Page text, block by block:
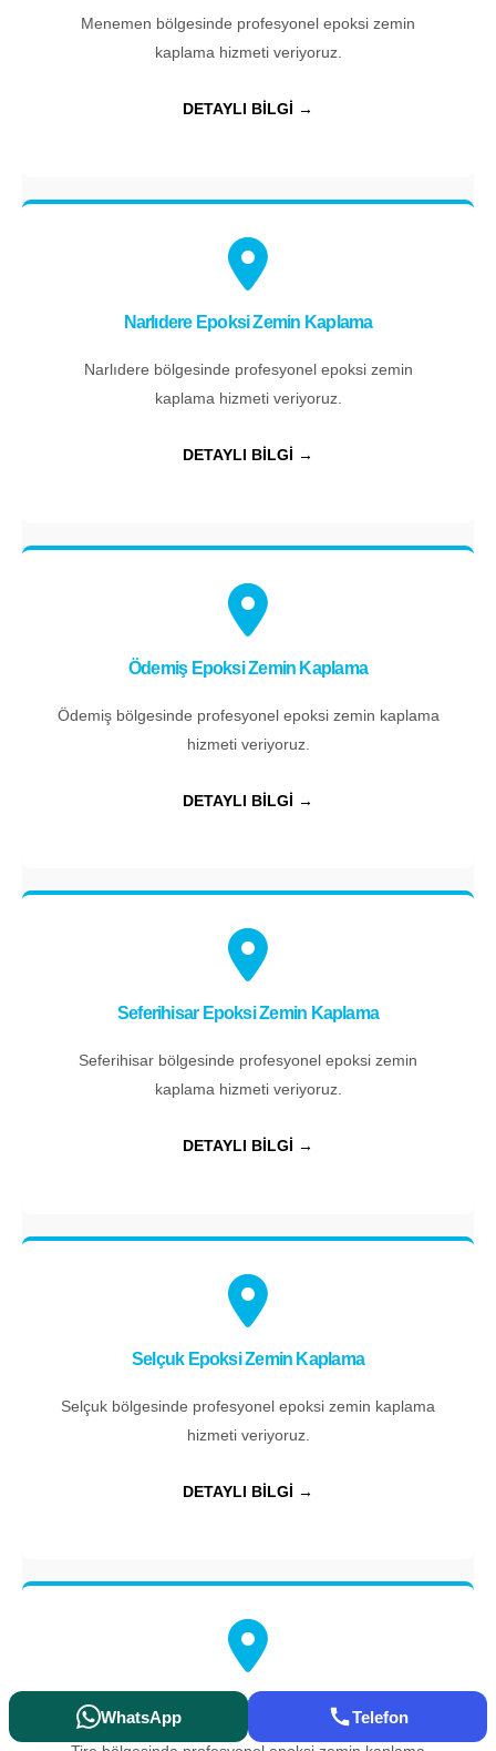
Menemen bölgesinde profesyonel epoksi zemin
kaplama hizmeti veriyoruz.
DETAYLI BİLGİ →
Narlıdere Epoksi Zemin Kaplama
Narlıdere bölgesinde profesyonel epoksi zemin
kaplama hizmeti veriyoruz.
DETAYLI BİLGİ →
Ödemiş Epoksi Zemin Kaplama
Ödemiş bölgesinde profesyonel epoksi zemin kaplama
hizmeti veriyoruz.
DETAYLI BİLGİ →
Seferihisar Epoksi Zemin Kaplama
Seferihisar bölgesinde profesyonel epoksi zemin
kaplama hizmeti veriyoruz.
DETAYLI BİLGİ →
Selçuk Epoksi Zemin Kaplama
Selçuk bölgesinde profesyonel epoksi zemin kaplama
hizmeti veriyoruz.
DETAYLI BİLGİ →
Tire Epoksi Zemin Kaplama
WhatsApp Telefon